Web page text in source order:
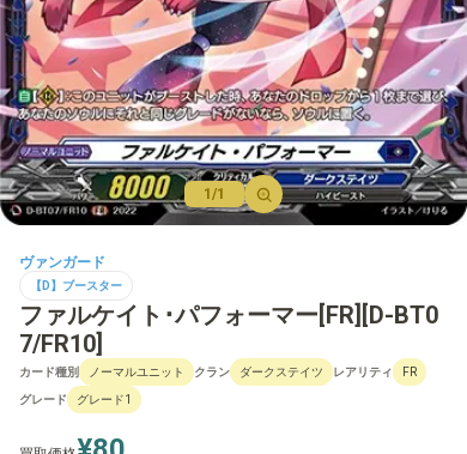
【D】デッキなど
【DPR】PRカード
1/1
ヴァンガード
【D】ブースター
ファルケイト･パフォーマー[FR][D-BT0
7/FR10]
カード種別 ノーマルユニット クラン ダークステイツ レアリティ FR
グレード グレード1